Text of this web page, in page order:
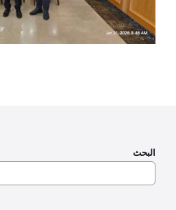
البحث